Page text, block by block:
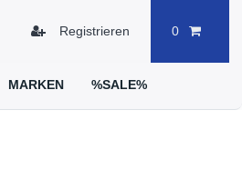
Registrieren 0
MARKEN %SALE%